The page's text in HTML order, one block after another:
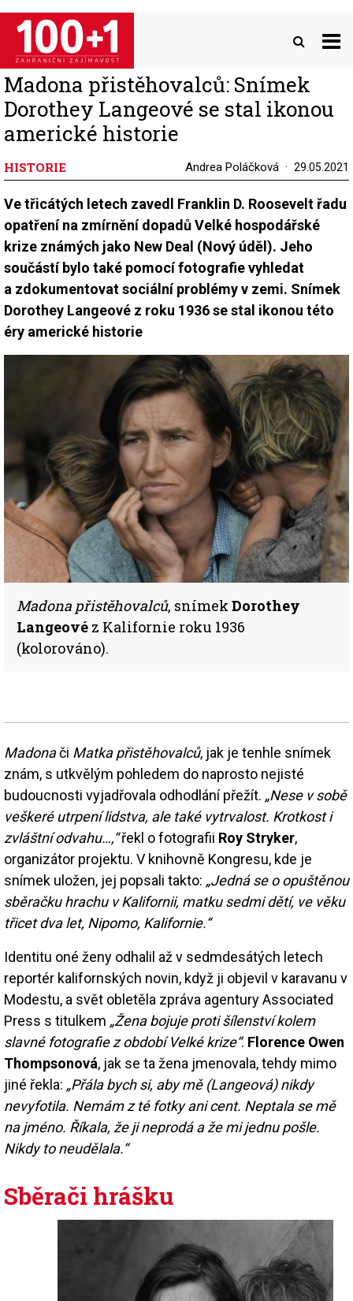
Přejít
hlavnímu
obsahu
Madona přistěhovalců: Snímek
Dorothey Langeové se stal ikonou
americké historie
HISTORIE Andrea Poláčková 29.05.2021
Ve třicátých letech zavedl Franklin D. Roosevelt řadu
opatření na zmírnění dopadů Velké hospodářské
krize známých jako New Deal (Nový úděl). Jeho
součástí bylo také pomocí fotografie vyhledat
a zdokumentovat sociální problémy v zemi. Snímek
Dorothey Langeové z roku 1936 se stal ikonou této
éry americké historie
Madona přistěhovalců, snímek Dorothey
Langeové z Kalifornie roku 1936
(kolorováno).
Madonači Matka přistěhovalců, jak je tenhle snímek
znám, s utkvělým pohledem do naprosto nejisté
budoucnosti vyjadřovala odhodlání přežít. „Nese v sobě
veškeré utrpení lidstva, ale také vytrvalost. Krotkost i
zvláštní odvahu…,“řekl o fotografii Roy Stryker,
organizátor projektu. V knihovně Kongresu, kde je
snímek uložen, jej popsali takto: „Jedná se o opuštěnou
sběračku hrachu v Kalifornii, matku sedmi dětí, ve věku
třicet dva let, Nipomo, Kalifornie.“
Identitu oné ženy odhalil až v sedmdesátých letech
reportér kalifornských novin, když ji objevil v karavanu v
Modestu, a svět obletěla zpráva agentury Associated
Press s titulkem „Žena bojuje proti šílenství kolem
slavné fotografie z období Velké krize“. Florence Owen
Thompsonová, jak se ta žena jmenovala, tehdy mimo
jiné řekla: „Přála bych si, aby mě (Langeová) nikdy
nevyfotila. Nemám z té fotky ani cent. Neptala se mě
na jméno. Říkala, že ji neprodá a že mi jednu pošle.
Nikdy to neudělala.“
Sběrači hrášku